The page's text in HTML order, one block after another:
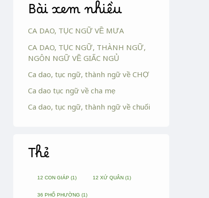
Bài xem nhiều
CA DAO, TỤC NGỮ VỀ MƯA
CA DAO, TỤC NGỮ, THÀNH NGỮ,
NGÔN NGỮ VỀ GIẤC NGỦ
Ca dao, tục ngữ, thành ngữ về CHỢ
Ca dao tục ngữ về cha mẹ
Ca dao, tục ngữ, thành ngữ về chuối
Thẻ
12 CON GIÁP (1) 12 XỨ QUÂN (1)
36 PHỐ PHƯỜNG (1)